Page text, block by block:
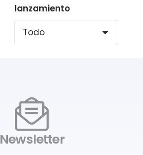
lanzamiento
Newsletter